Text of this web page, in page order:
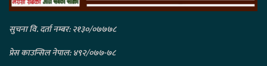
सुचना वि. दर्ता नम्बर: २१३०/०७७७८
प्रेस काउन्सिल नेपाल: ४९२/०७७-७८